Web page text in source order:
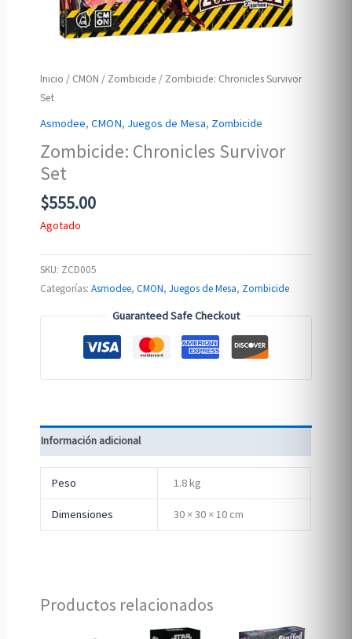
Inicio / CMON / Zombicide / Zombicide: Chronicles Survivor
Set
Asmodee,CMON, Juegos de Mesa, Zombicide
Zombicide: Chronicles Survivor
Set
$555.00
Agotado
SKU: ZCD005
Categorías:Asmodee,CMON,Juegos de Mesa, Zombicide
Guaranteed Safe Checkout
Información adicional
Peso 1.8 kg
Dimensiones 30 × 30 × 10 cm
Productos relacionados